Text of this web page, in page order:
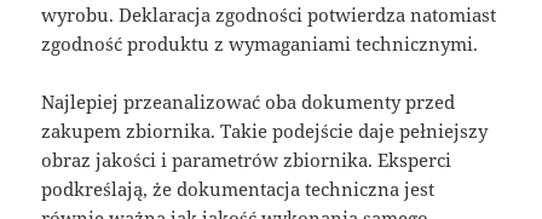
wyrobu. Deklaracja zgodności potwierdza natomiast
zgodność produktu z wymaganiami technicznymi.
Najlepiej przeanalizować oba dokumenty przed
zakupem zbiornika. Takie podejście daje pełniejszy
obraz jakości i parametrów zbiornika. Eksperci
podkreślają, że dokumentacja techniczna jest